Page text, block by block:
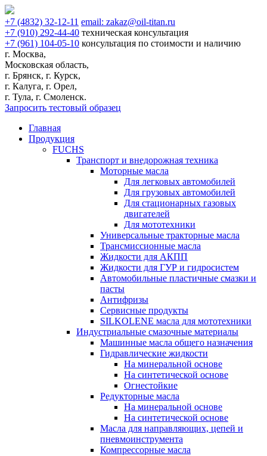
+7 (4832) 32-12-11 email: zakaz@oil-titan.ru
+7 (910) 292-44-40 техническая консультация
+7 (961) 104-05-10 консультация по стоимости и наличию
г. Москва,
Московская область,
г. Брянск, г. Курск,
г. Калуга, г. Орел,
г. Тула, г. Смоленск.
Запросить тестовый образец
Главная
Продукция
FUCHS
Транспорт и внедорожная техника
Моторные масла
Для легковых автомобилей
Для грузовых автомобилей
Для стационарных газовых
двигателей
Для мототехники
Универсальные тракторные масла
Трансмиссионные масла
Жидкости для АКПП
Жидкости для ГУР и гидросистем
Автомобильные пластичные смазки и
пасты
Антифризы
Сервисные продукты
SILKOLENE масла для мототехники
Индустриальные смазочные материалы
Машинные масла общего назначения
Гидравлические жидкости
На минеральной основе
На синтетической основе
Огнестойкие
Редукторные масла
На минеральной основе
На синтетической основе
Масла для направляющих, цепей и
пневмоинструмента
Компрессорные масла